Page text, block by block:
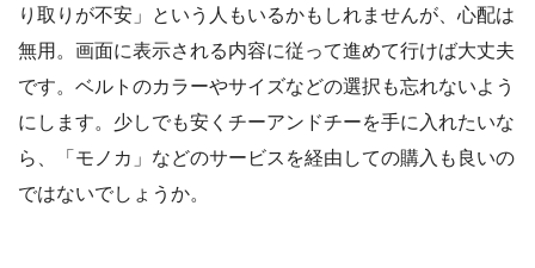
り取りが不安」という人もいるかもしれませんが、心配は
無用。画面に表示される内容に従って進めて行けば大丈夫
です。ベルトのカラーやサイズなどの選択も忘れないよう
にします。少しでも安くチーアンドチーを手に入れたいな
ら、「モノカ」などのサービスを経由しての購入も良いの
ではないでしょうか。